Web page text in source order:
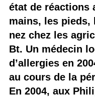
état de réactions
mains, les pieds,
nez chez les
Bt. Un médecin
d’allergies en
au cours de la
En 2004, aux